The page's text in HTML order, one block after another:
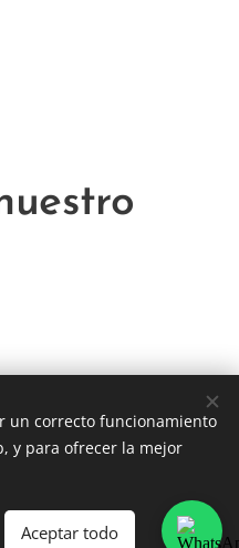
un correcto funcionamiento
y para ofrecer la mejor
Aceptar todo